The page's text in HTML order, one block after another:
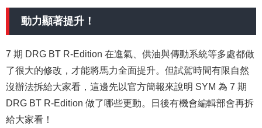
動力顯著提升！
7 期 DRG BT R-Edition 在進氣、供油與傳動系統等多處都做
了很大的修改，才能將馬力全面提升。但試駕時間有限自然
沒辦法拆給大家看，這邊先以官方簡報來說明 SYM 為 7 期
DRG BT R-Edition 做了哪些更動。日後有機會編輯部會再拆
給大家看！